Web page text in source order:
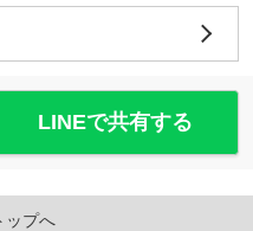
LINEで共有する
ップへ